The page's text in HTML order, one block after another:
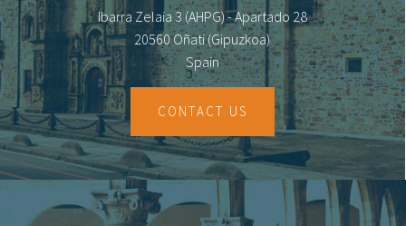
Ibarra Zelaia 3 (AHPG) - Apartado 28
20560 Oñati (Gipuzkoa)
Spain
CONTACT US